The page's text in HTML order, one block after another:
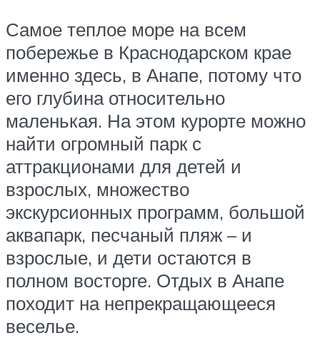
Самое теплое море на всем
побережье в Краснодарском крае
именно здесь, в Анапе, потому что
его глубина относительно
маленькая. На этом курорте можно
найти огромный парк с
аттракционами для детей и
взрослых, множество
экскурсионных программ, большой
аквапарк, песчаный пляж – и
взрослые, и дети остаются в
полном восторге. Отдых в Анапе
походит на непрекращающееся
веселье.